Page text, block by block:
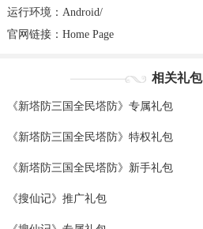
运行环境：Android/
官网链接： Home Page
相关礼包
《新塔防三国全民塔防》专属礼包
《新塔防三国全民塔防》特权礼包
《新塔防三国全民塔防》新手礼包
《搜仙记》推广礼包